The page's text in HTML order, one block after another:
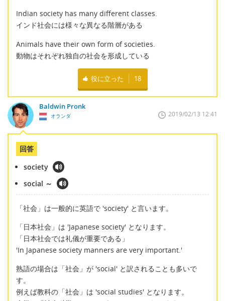
Indian society has many different classes.
インド社会には様々な異なる階層がある
Animals have their own form of societies.
動物はそれぞれ独自の社会を形成している
役に立った 18
Baldwin Pronk
オランダ 2019/02/13 12:41
回答
society
social ～
「社会」は一般的に英語で 'society' と言います。
「日本社会」は 'Japanese society' となります。
「日本社会では礼儀が重要である」
'In Japanese society manners are very important.'
熟語の場合は「社会」が 'social' と訳されることも多いで
す。
例えば教科の「社会」は 'social studies' となります。